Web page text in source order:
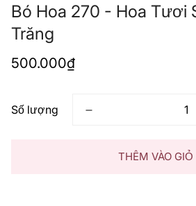
Bó Hoa 270 - Hoa Tươi
Trăng
Giá
500.000₫
Số lượng
THÊM VÀO GIỎ